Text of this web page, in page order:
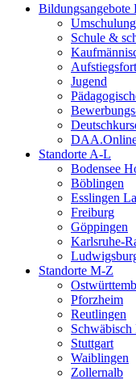
Schule &
Jugend
Standorte A-L
Bodensee
Böblingen
Esslingen
Freiburg
Göppingen
Karlsruhe-
Standorte M-Z
Pforzheim
Reutlingen
Schwäbisch
Stuttgart
Waiblingen
Zollernalb